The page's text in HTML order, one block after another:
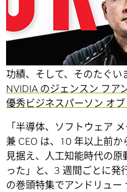
このたび、『FORTUNE (
功績、そして、そのたぐい
NVIDIA のジェンスン フ
優秀ビジネスパーソン オ
「半導体、ソフトウェア
兼 CEO は、10 年以上前
見据え、人工知能時代の
った」と、3 週間ごとに発
の巻頭特集でアンドリュ